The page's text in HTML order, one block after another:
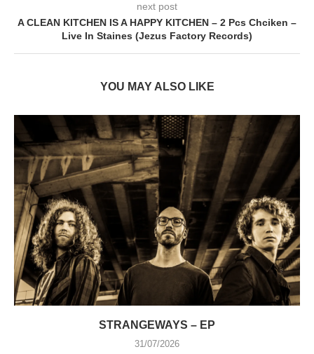
next post
A CLEAN KITCHEN IS A HAPPY KITCHEN – 2 Pcs Chciken –
Live In Staines (Jezus Factory Records)
YOU MAY ALSO LIKE
STRANGEWAYS – EP
31/07/2026